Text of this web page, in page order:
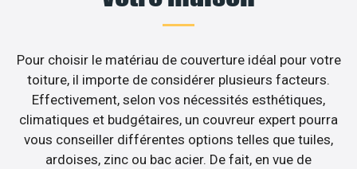
Pour choisir le matériau de couverture idéal pour votre
toiture, il importe de considérer plusieurs facteurs.
Effectivement, selon vos nécessités esthétiques,
climatiques et budgétaires, un couvreur expert pourra
vous conseiller différentes options telles que tuiles,
ardoises, zinc ou bac acier. De fait, en vue de